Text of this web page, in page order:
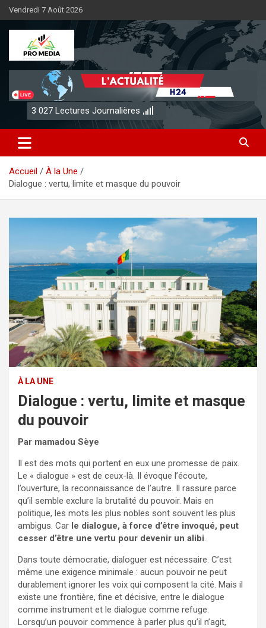
Aller
au
contenu
Vendredi 7 Août 2026
Sénégal Promedia
3 027 Lectures Journalières
Accueil
À la Une
Dialogue : vertu, limite et masque du pouvoir
À LA UNE
Dialogue : vertu, limite et masque
du pouvoir
Par mamadou Sèye
Il est des mots qui portent en eux une promesse de paix.
Le « dialogue » est de ceux-là. Il évoque l’écoute,
l’ouverture, la reconnaissance de l’autre. Il rassure parce
qu’il semble exclure la brutalité du pouvoir. Mais en
politique, les mots les plus nobles sont souvent les plus
ambigus. Car le dialogue, à force d’être invoqué, peut
cesser d’être une vertu pour devenir un alibi
Dans toute démocratie, dialoguer est nécessaire. C’est
même une exigence minimale : aucun pouvoir ne peut
durablement ignorer les voix qui composent la cité. Mais il
existe une frontière, fine et décisive, entre le dialogue
comme instrument et le dialogue comme refuge.
Lorsqu’un pouvoir commence à parler plus qu’il n’agit,